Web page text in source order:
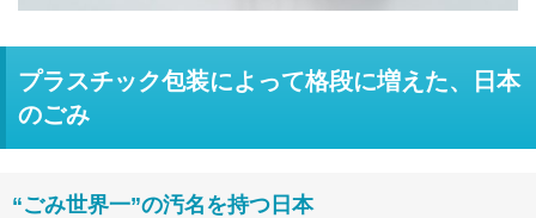
プラスチック包装によって格段に増えた、日本
のごみ
“ごみ世界一”の汚名を持つ日本